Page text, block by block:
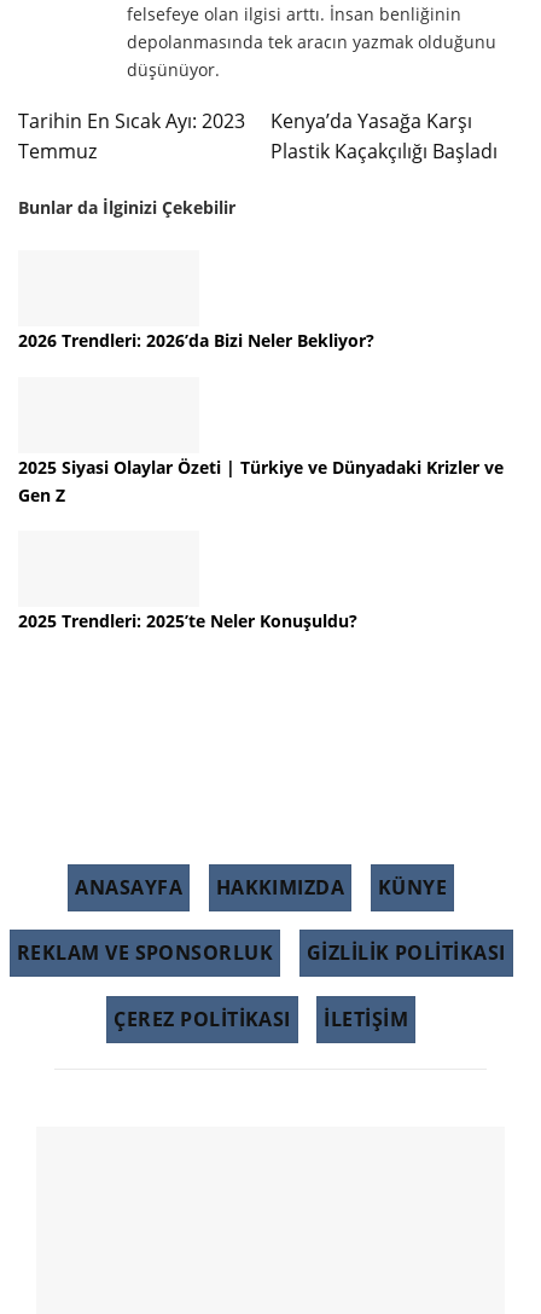
felsefeye olan ilgisi arttı. İnsan benliğinin
depolanmasında tek aracın yazmak olduğunu
düşünüyor.
Tarihin En Sıcak Ayı: 2023
Temmuz
Kenya’da Yasağa Karşı
Plastik Kaçakçılığı Başladı
Bunlar da İlginizi Çekebilir
2026 Trendleri: 2026’da Bizi Neler Bekliyor?
2025 Siyasi Olaylar Özeti | Türkiye ve Dünyadaki Krizler ve
Gen Z
2025 Trendleri: 2025’te Neler Konuşuldu?
ANASAYFA HAKKIMIZDA KÜNYE
REKLAM VE SPONSORLUK GIZLILIK POLITIKASI
ÇEREZ POLITIKASI İLETİŞİM